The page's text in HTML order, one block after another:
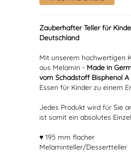
Zauberhafter Teller für
Deutschland
Mit unserem hochwertigen
aus Melamin - Made in
vom Schadstoff Bisphenol A
Essen für Kinder zu einem
Jedes Produkt wird für Sie
ist somit ein absolutes
♥ 195 mm flacher
Melaminteller/Dessertteller